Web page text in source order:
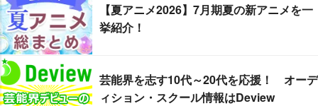
【夏アニメ2026】7月期夏の新アニメを一
挙紹介！
芸能界を志す10代～20代を応援！ オーデ
ィション・スクール情報はDeview